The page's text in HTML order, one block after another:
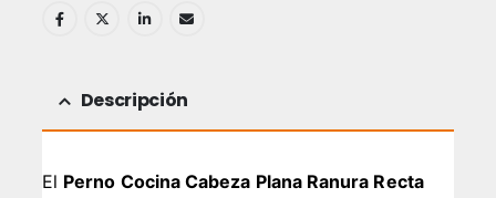
Descripción
El Perno Cocina Cabeza Plana Ranura Recta